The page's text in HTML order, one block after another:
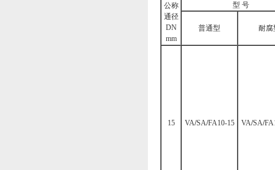
公称
通径
DN
mm
型 号
普通型 耐腐
15 VA/SA/FA10-15 VA/SA/